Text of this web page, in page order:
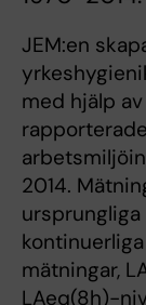
JEM:en
med hjälp
2014.
mätningar,
LAeq(8h)-